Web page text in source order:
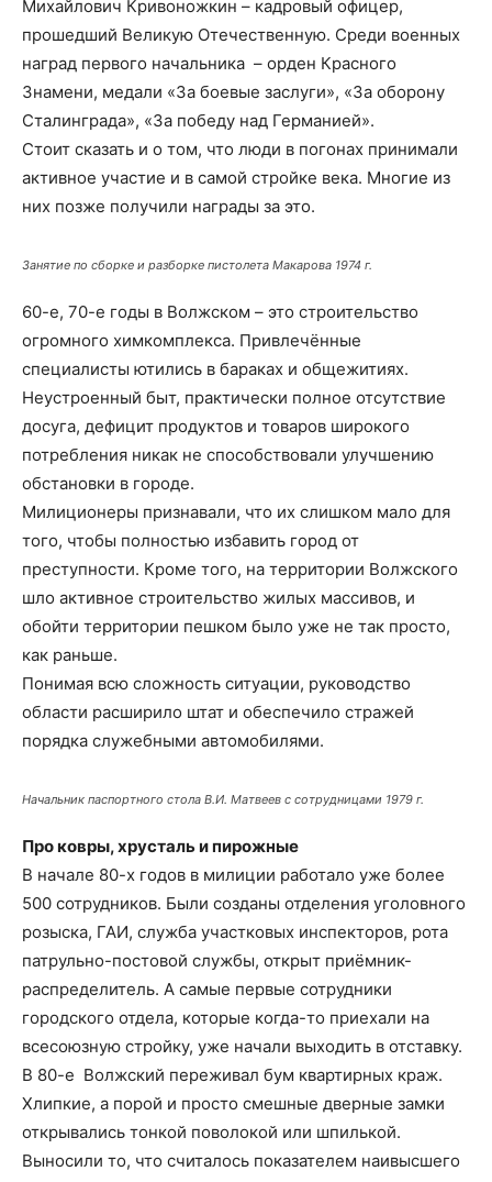
Михайлович Кривоножкин – кадровый офицер,
прошедший Великую Отечественную. Среди военных
наград первого начальника – орден Красного
Знамени, медали «За боевые заслуги», «За оборону
Сталинграда», «За победу над Германией».
Стоит сказать и о том, что люди в погонах принимали
активное участие и в самой стройке века. Многие из
них позже получили награды за это.
Занятие по сборке и разборке пистолета Макарова 1974 г.
60-е, 70-е годы в Волжском – это строительство
огромного химкомплекса. Привлечённые
специалисты ютились в бараках и общежитиях.
Неустроенный быт, практически полное отсутствие
досуга, дефицит продуктов и товаров широкого
потребления никак не способствовали улучшению
обстановки в городе.
Милиционеры признавали, что их слишком мало для
того, чтобы полностью избавить город от
преступности. Кроме того, на территории Волжского
шло активное строительство жилых массивов, и
обойти территории пешком было уже не так просто,
как раньше.
Понимая всю сложность ситуации, руководство
области расширило штат и обеспечило стражей
порядка служебными автомобилями.
Начальник паспортного стола В.И. Матвеев с сотрудницами 1979 г.
Про ковры, хрусталь и пирожные
В начале 80-х годов в милиции работало уже более
500 сотрудников. Были созданы отделения уголовного
розыска, ГАИ, служба участковых инспекторов, рота
патрульно-постовой службы, открыт приёмник-
распределитель. А самые первые сотрудники
городского отдела, которые когда-то приехали на
всесоюзную стройку, уже начали выходить в отставку.
В 80-е Волжский переживал бум квартирных краж.
Хлипкие, а порой и просто смешные дверные замки
открывались тонкой поволокой или шпилькой.
Выносили то, что считалось показателем наивысшего